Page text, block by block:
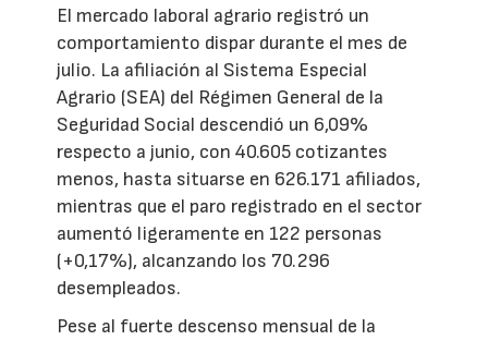
El mercado laboral agrario registró un
comportamiento dispar durante el mes de
julio. La afiliación al Sistema Especial
Agrario (SEA) del Régimen General de la
Seguridad Social descendió un 6,09%
respecto a junio, con 40.605 cotizantes
menos, hasta situarse en 626.171 afiliados,
mientras que el paro registrado en el sector
aumentó ligeramente en 122 personas
(+0,17%), alcanzando los 70.296
desempleados.
Pese al fuerte descenso mensual de la